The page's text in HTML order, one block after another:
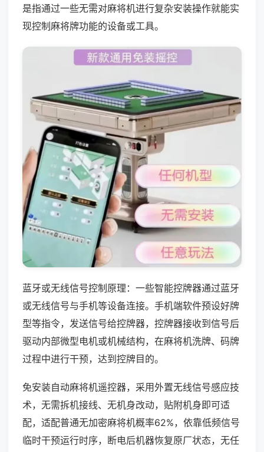
是指通过一些无需对麻将机进行复杂安装操作就能实
现控制麻将牌功能的设备或工具。
蓝牙或无线信号控制原理：一些智能控牌器通过蓝牙
或无线信号与手机等设备连接。手机端软件预设好牌
型等指令，发送信号给控牌器，控牌器接收到信号后
驱动内部微型电机或机械结构，在麻将机洗牌、码牌
过程中进行干预，达到控牌目的。
免安装自动麻将机遥控器，采用外置无线信号感应技
术，无需拆机接线、无机身改动，贴附机身即可适
配，适配普通无加密麻将机概率62%，依靠低频信号
临时干预运行时序，断电后机器恢复原厂状态，无任